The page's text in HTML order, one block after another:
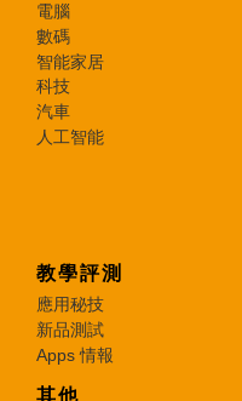
電腦
數碼
智能家居
科技
汽車
人工智能
教學評測
應用秘技
新品測試
Apps 情報
其他